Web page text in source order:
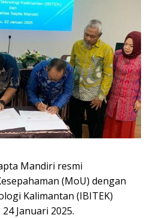
Mandiri resmi
(MoU) dengan
Kalimantan (IBITEK)
Januari 2025.